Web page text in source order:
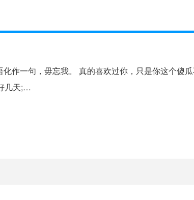
作一句，毋忘我。 真的喜欢过你，只是你这个傻
几天;…